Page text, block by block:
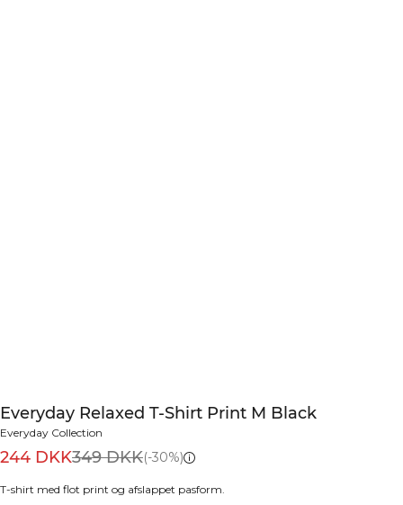
Everyday Relaxed T-Shirt Print M Black
Everyday Collection
244 DKK349 DKK(-30%)
T-shirt med flot print og afslappet pasform.